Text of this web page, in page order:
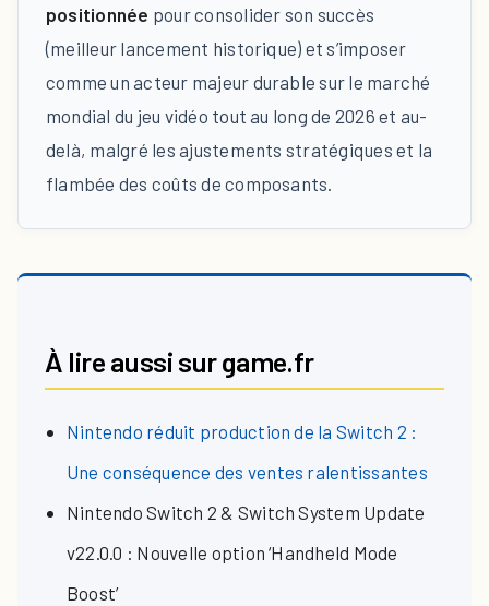
positionnée pour consolider son succès
(meilleur lancement historique) et s’imposer
comme un acteur majeur durable sur le marché
mondial du jeu vidéo tout au long de 2026 et au-
delà, malgré les ajustements stratégiques et la
flambée des coûts de composants.
À lire aussi sur game.fr
Nintendo réduit production de la Switch 2 :
Une conséquence des ventes ralentissantes
Nintendo Switch 2 & Switch System Update
v22.0.0 : Nouvelle option ‘Handheld Mode
Boost’